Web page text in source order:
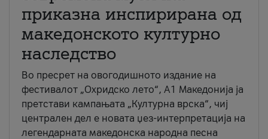
приказна инспирирана од
македонското културно
наследство
Во пресрет на овогодишното издание на
фестивалот „Охридско лето“, А1 Македонија ја
претстави кампањата „Културна врска“, чиј
централен дел е новата џез-интерпретација на
легендарната македонска народна песна